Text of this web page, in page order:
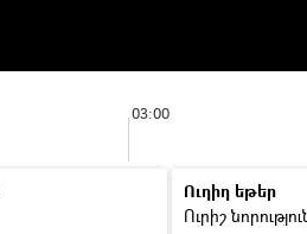
03:00
Ուղիղ եթեր
Ուրիշ